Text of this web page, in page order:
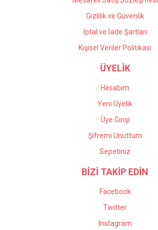
Gizlilik ve Güvenlik
İptal ve İade Şartları
Kişisel Veriler Politikası
ÜYELİK
Hesabım
Yeni Üyelik
Üye Girişi
Şifremi Unuttum
Sepetiniz
BİZİ TAKİP EDİN
Facebook
Twitter
Instagram